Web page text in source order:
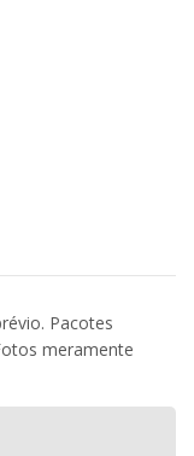
Pacotes
meramente